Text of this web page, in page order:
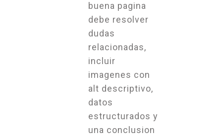
buena pagina
debe resolver
dudas
relacionadas,
incluir
imagenes con
alt descriptivo,
datos
estructurados y
una conclusion